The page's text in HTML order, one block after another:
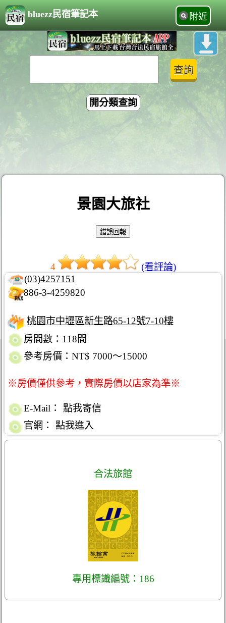
bluezz民宿筆記本 附近
開分類查詢
景園大旅社
4
(看評論)
(03)4257151
886-3-4259820
桃園市中壢區新生路65-12號7-10樓
房間數：118間
參考房價：NT$ 7000～15000
※房價僅供參考，實際房價以店家為準※
E-Mail：
點我寄信
官網：
點我進入
合法旅館
專用標識編號：186